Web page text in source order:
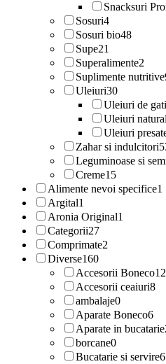
Snacksuri
Sosuri4
Sosuri bio48
Supe21
Superalimente2
Suplimente nutritive
Uleiuri30
Uleiuri de
Uleiuri
Uleiuri
Zahar si indulcitori
Leguminoase si
Creme15
Alimente nevoi specifice1
Argital1
Aronia Original1
Categorii27
Comprimate2
Diverse160
Accesorii Boneco12
Accesorii ceaiuri8
ambalaje0
Aparate Boneco6
Aparate in bucatarie
borcane0
Bucatarie si servire6